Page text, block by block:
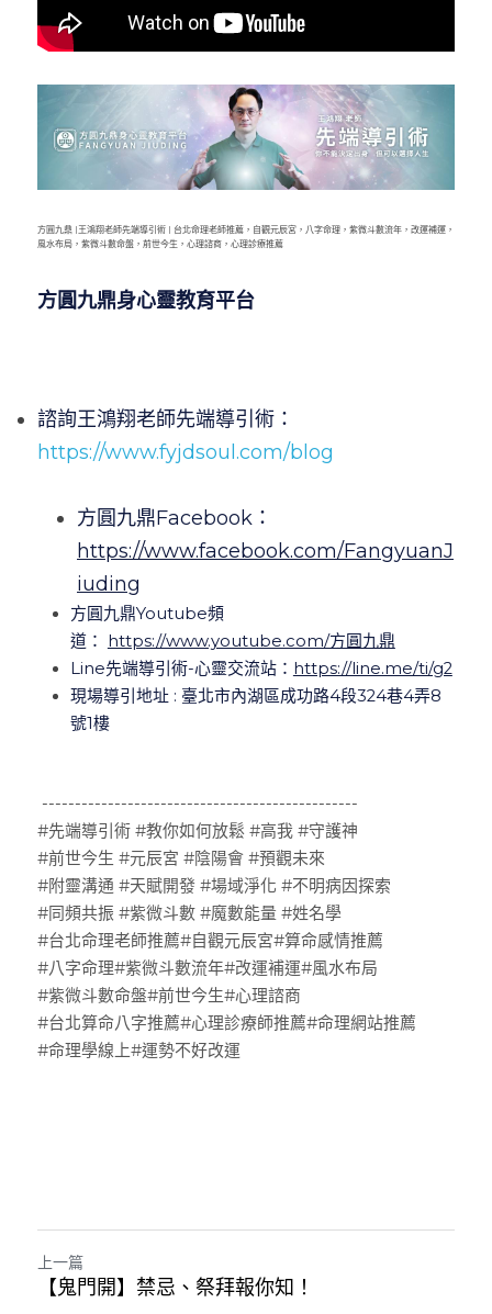
方圓九鼎 |王鴻翔老師先端導引術 | 台北命理老師推薦，自觀元辰宮，八字命理，紫微斗數流年，改運補運，
風水布局，紫微斗數命盤，前世今生，心理諮商，心理診療推薦
方圓九鼎身心靈教育平台
諮詢王鴻翔老師先端導引術：
https://www.fyjdsoul.com/blog
方圓九鼎Facebook：
https://www.facebook.com/FangyuanJ
iuding
方圓九鼎Youtube頻
道：
https://www.youtube.com/方圓九鼎
Line先端導引術-心靈交流站： https://line.me/ti/g2
現場導引地址 : 臺北市內湖區成功路4段324巷4弄8
號1樓
------------------------------------------------
#先端導引術 #教你如何放鬆 #高我 #守護神
#前世今生 #元辰宮 #陰陽會 #預觀未來
#附靈溝通 #天賦開發 #場域淨化 #不明病因探索
#同頻共振 #紫微斗數 #魔數能量 #姓名學
#台北命理老師推薦#自觀元辰宮#算命感情推薦
#八字命理#紫微斗數流年#改運補運#風水布局
#紫微斗數命盤#前世今生#心理諮商
#台北算命八字推薦#心理診療師推薦#命理網站推薦
#命理學線上#運勢不好改運
上一篇
【鬼門開】禁忌、祭拜報你知！